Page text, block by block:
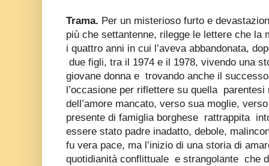
Trama. Per un misterioso furto e
più che settantenne, rilegge le lettere che la
i quattro anni in cui l’aveva abbandonata,
due figli, tra il 1974 e il 1978, vivendo una
giovane donna e trovando anche il
l’occasione per riflettere su quella
dell’amore mancato, verso sua moglie,
presente di famiglia borghese rattrappita
essere stato padre inadatto, debole,
fu vera pace, ma l’inizio di una storia di
quotidianità conflittuale e strangolante che